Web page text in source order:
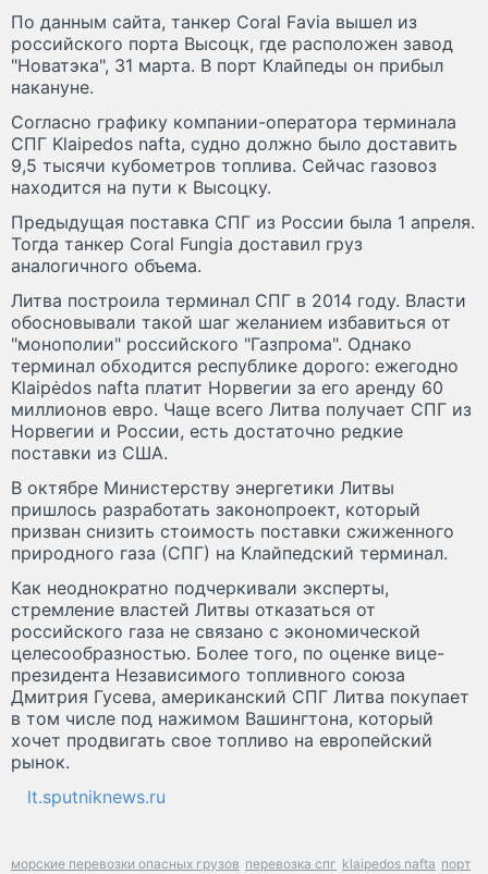
По данным сайта, танкер Coral Favia вышел из
российского порта Высоцк, где расположен завод
"Новатэка", 31 марта. В порт Клайпеды он прибыл
накануне.
Согласно графику компании-оператора терминала
СПГ Klaipedos nafta, судно должно было доставить
9,5 тысячи кубометров топлива. Сейчас газовоз
находится на пути к Высоцку.
Предыдущая поставка СПГ из России была 1 апреля.
Тогда танкер Coral Fungia доставил груз
аналогичного объема.
Литва построила терминал СПГ в 2014 году. Власти
обосновывали такой шаг желанием избавиться от
"монополии" российского "Газпрома". Однако
терминал обходится республике дорого: ежегодно
Klaipėdos nafta платит Норвегии за его аренду 60
миллионов евро. Чаще всего Литва получает СПГ из
Норвегии и России, есть достаточно редкие
поставки из США.
В октябре Министерству энергетики Литвы
пришлось разработать законопроект, который
призван снизить стоимость поставки сжиженного
природного газа (СПГ) на Клайпедский терминал.
Как неоднократно подчеркивали эксперты,
стремление властей Литвы отказаться от
российского газа не связано с экономической
целесообразностью. Более того, по оценке вице-
президента Независимого топливного союза
Дмитрия Гусева, американский СПГ Литва покупает
в том числе под нажимом Вашингтона, который
хочет продвигать свое топливо на европейский
рынок.
lt.sputniknews.ru
морские перевозки опасных грузов перевозка спг klaipedos nafta порт